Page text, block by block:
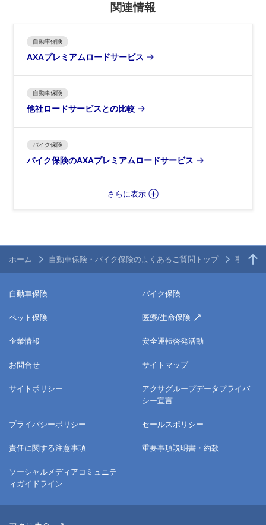
関連情報
自動車保険
AXAプレミアムロードサービス
自動車保険
他社ロードサービスとの比較
バイク保険
バイク保険のAXAプレミアムロードサービス
さらに表示
ホーム 自動車保険・バイク保険のよくあるご質問トップ 事故・
自動車保険 バイク保険
ペット保険 医療/生命保険
企業情報 安全運転啓発活動
お問合せ サイトマップ
サイトポリシー
アクサグループデータプライバ
シー宣言
プライバシーポリシー セールスポリシー
責任に関する注意事項 重要事項説明書・約款
ソーシャルメディアコミュニテ
ィガイドライン